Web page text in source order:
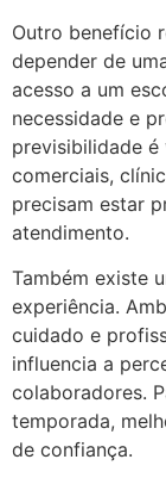
Outro benefício
depender de
acesso a um
necessidade e
previsibilidade
comerciais,
precisam estar
atendimento.
Também existe
experiência.
cuidado e
influencia a
colaboradores.
temporada,
de confiança.